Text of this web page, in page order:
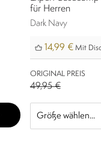
für Herren
Dark Navy
14,99 € Mit
ORIGINAL PREIS
49,95 €